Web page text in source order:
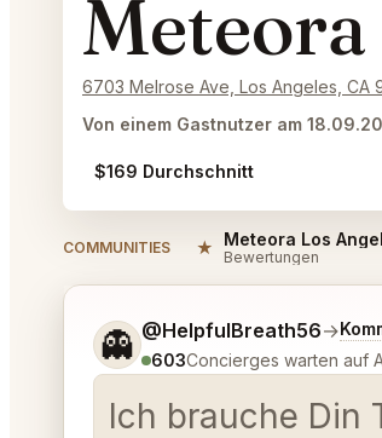
6703 Melrose Ave, Los Angeles, CA
Von einem Gastnutzer am
$169 Durchschnitt
COMMUNITIES ★ Bewertungen
👻 @HelpfulBreath56→
603Concierges warten auf
Ich brauche Din
Sag mir noch etwas genauer,